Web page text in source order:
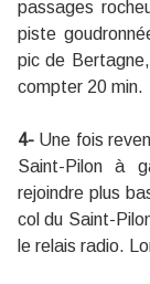
passages
piste
pic de
compter 20 min.
4- Une fois
Saint-Pilon à
rejoindre plus
col du Saint-
le relais radio.